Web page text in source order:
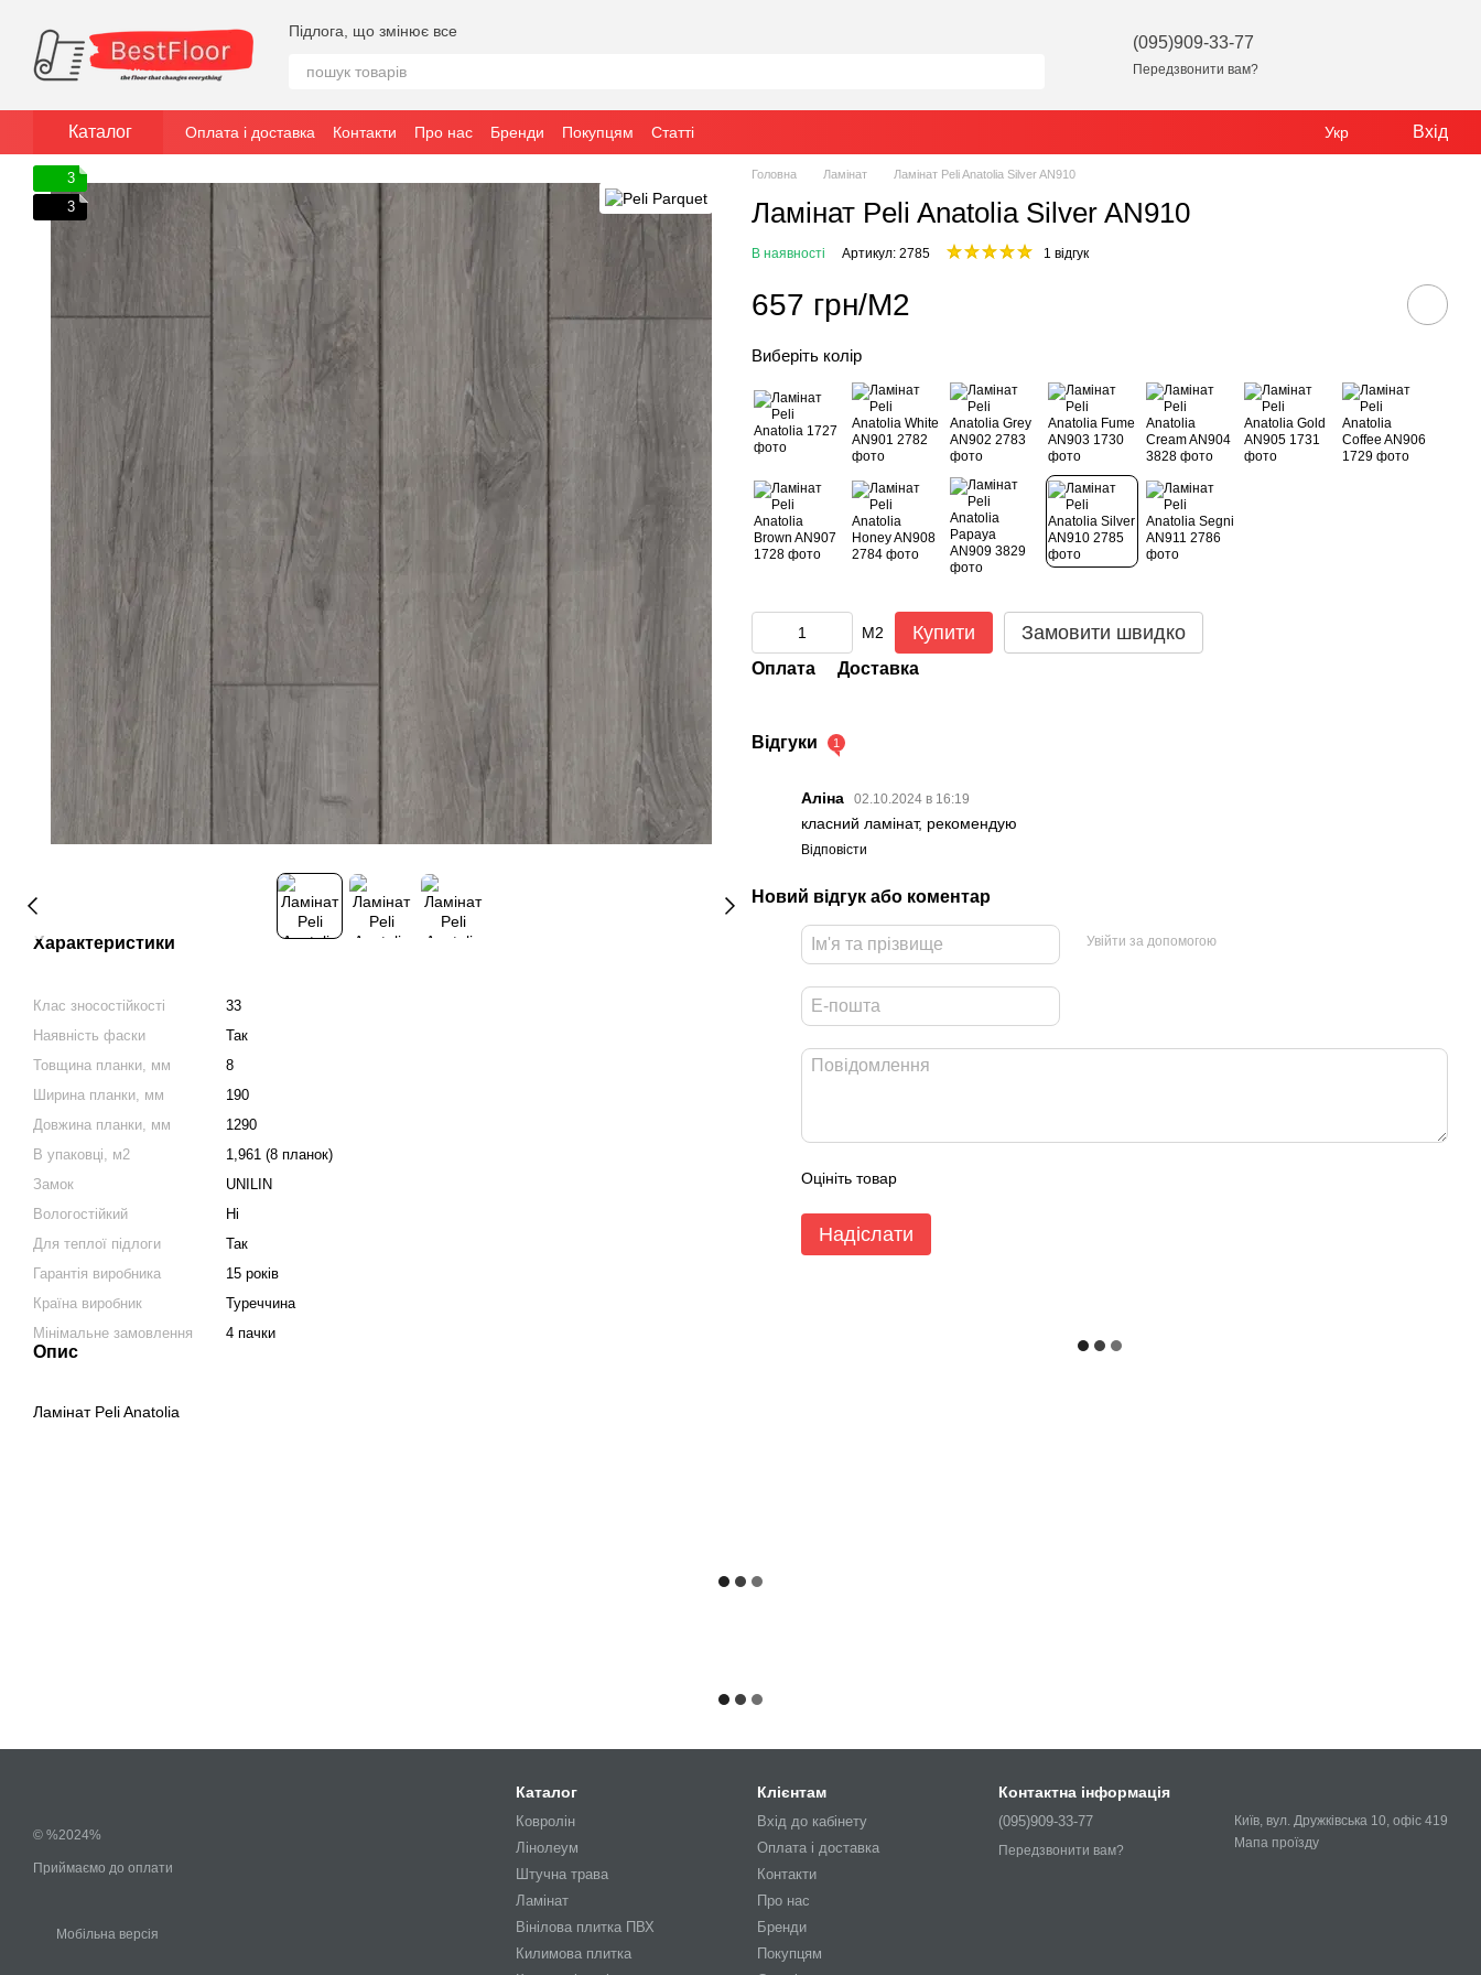
Підлога, що змінює все
(095)909-33-77
Передзвонити вам?
Каталог Оплата і доставка Контакти Про нас Бренди Покупцям Статті Укр Вхід
3
3
Характеристики
Клас зносостійкості
33
Наявність фаски
Так
Товщина планки, мм
8
Ширина планки, мм
190
Довжина планки, мм
1290
В упаковці, м2
1,961 (8 планок)
Замок
UNILIN
Вологостійкий
Ні
Для теплої підлоги
Так
Гарантія виробника
15 років
Країна виробник
Туреччина
Мінімальне замовлення
4 пачки
Опис
Ламінат Peli Anatolia
Головна Ламінат Ламінат Peli Anatolia Silver AN910
Ламінат Peli Anatolia Silver AN910
В наявності Артикул: 2785 1 відгук
657 грн/М2
Виберіть колір
М2 Купити Замовити швидко
Оплата Доставка
Відгуки 1
Аліна 02.10.2024 в 16:19
класний ламінат, рекомендую
Відповісти
Новий відгук або коментар
Увійти за допомогою
Оцініть товар
Надіслати
© %2024%
Приймаємо до оплати
Мобільна версія
Каталог
Ковролін
Лінолеум
Штучна трава
Ламінат
Вінілова плитка ПВХ
Килимова плитка
Клієнтам
Вхід до кабінету
Оплата і доставка
Контакти
Про нас
Бренди
Покупцям
Контактна інформація
(095)909-33-77
Передзвонити вам?
Київ, вул. Дружківська 10, офіс 419
Мапа проїзду